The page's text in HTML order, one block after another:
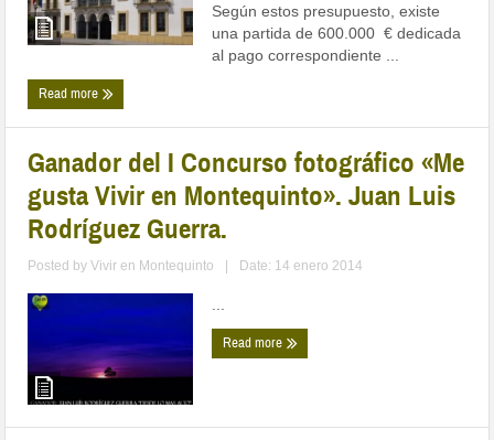
Según estos presupuesto, existe
una partida de 600.000 € dedicada
al pago correspondiente ...
Read more
Ganador del I Concurso fotográfico «Me
gusta Vivir en Montequinto». Juan Luis
Rodríguez Guerra.
Posted byVivir en Montequinto Date: 14 enero 2014
...
Read more